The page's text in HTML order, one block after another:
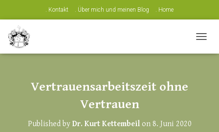
. Kontakt . Über mich und meinen Blog . Home
A
Vertrauensarbeitszeit ohne
Vertrauen
Published by Dr. Kurt Kettembeilon 8. Juni 2020